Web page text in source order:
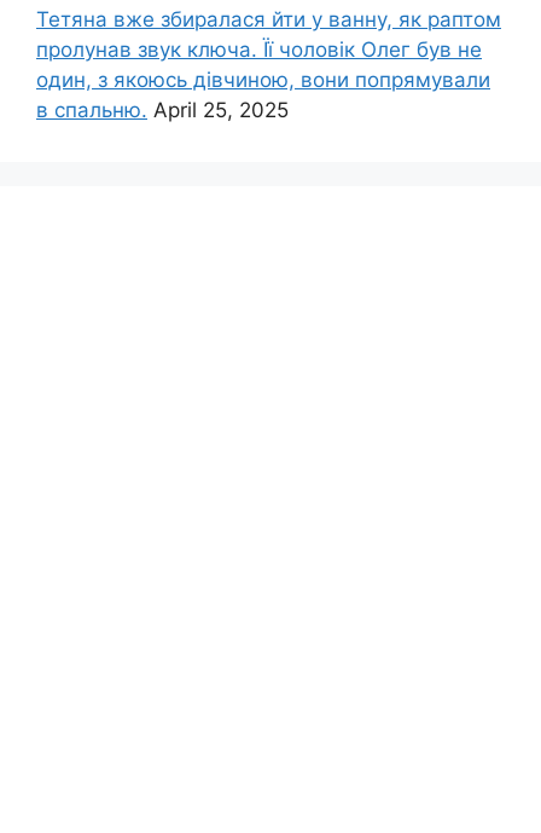
Тетяна вже збиралася йти у ванну, як раптом
пролунав звук ключа. Її чоловік Олег був не
один, з якоюсь дівчиною, вони попрямували
в спальню. April 25, 2025